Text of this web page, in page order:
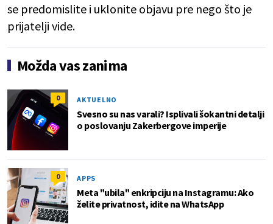
se predomislite i uklonite objavu pre nego što je
prijatelji vide.
Možda vas zanima
0 AKTUELNO
Svesno su nas varali? Isplivali šokantni detalji
o poslovanju Zakerbergove imperije
0 APPS
Meta "ubila" enkripciju na Instagramu: Ako
želite privatnost, idite na WhatsApp